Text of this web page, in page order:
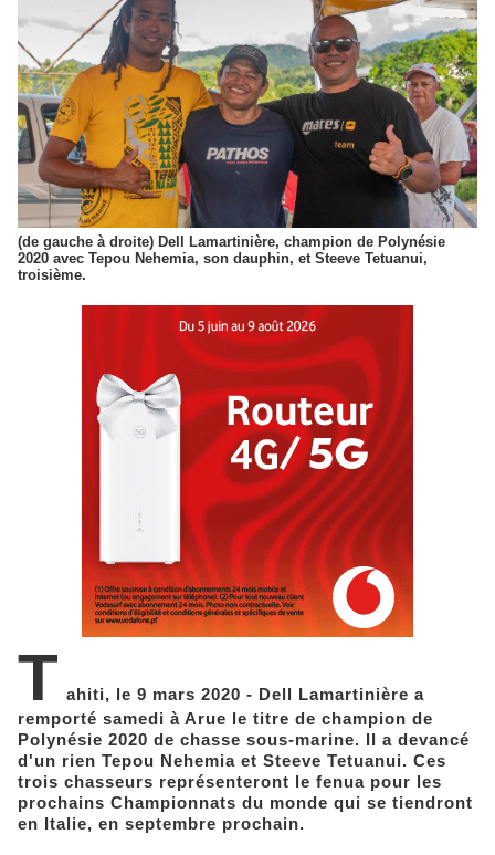
(de gauche à droite) Dell Lamartinière, champion de Polynésie
2020 avec Tepou Nehemia, son dauphin, et Steeve Tetuanui,
troisième.
T ahiti, le 9 mars 2020 - Dell Lamartinière a
remporté samedi à Arue le titre de champion de
Polynésie 2020 de chasse sous-marine. Il a devancé
d'un rien Tepou Nehemia et Steeve Tetuanui. Ces
trois chasseurs représenteront le fenua pour les
prochains Championnats du monde qui se tiendront
en Italie, en septembre prochain.